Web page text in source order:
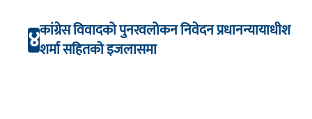
४कांग्रेस विवादको पुनरवलोकन निवेदन प्रधानन्यायाधीश
शर्मा सहितको इजलासमा